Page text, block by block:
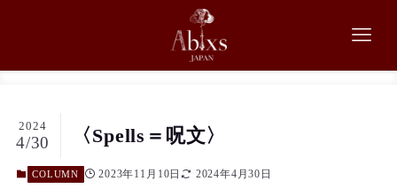
〈Spells＝呪文〉
2024
4/30
COLUMN 2023年11月10日 2024年4月30日